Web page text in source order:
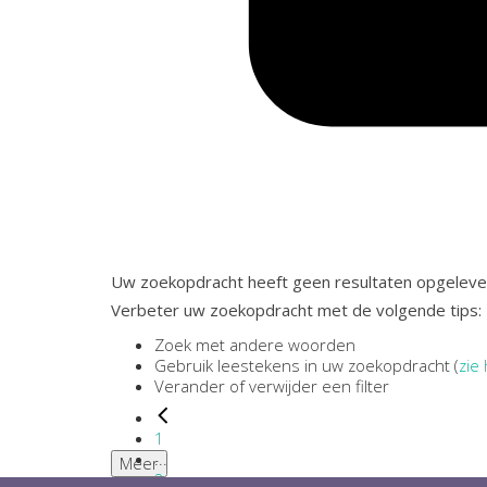
Uw zoekopdracht heeft geen resultaten
Verbeter uw zoekopdracht met de volgende tips:
Zoek met andere woorden
Gebruik leestekens in uw zoekopdracht (zie
Verander of verwijder een filter
1
...
2
Meer